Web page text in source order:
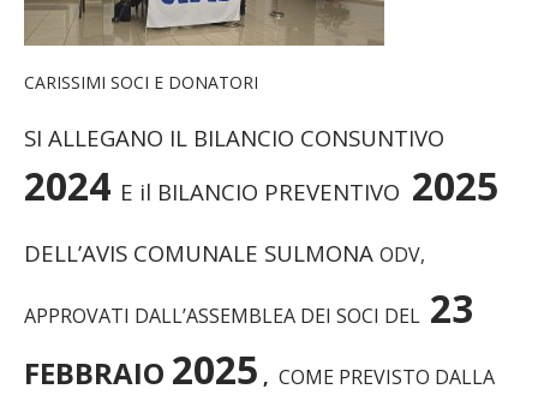
CARISSIMI SOCI E DONATORI
SI ALLEGANO IL BILANCIO CONSUNTIVO
2024 E il BILANCIO PREVENTIVO 2025
DELL’AVIS COMUNALE SULMONA ODV,
APPROVATI DALL’ASSEMBLEA DEI SOCI DEL 23
FEBBRAIO 2025 , COME PREVISTO DALLA